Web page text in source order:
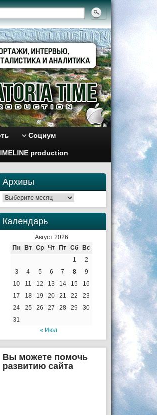
Социум
production
Архивы
Архивы
Календарь
Август 2026
Пн
Вт Ср Чт Пт Сб
Вс
1
2
3
4 5 6 7 8
9
10
11 12 13 14 15
16
17
18 19 20 21 22
23
24
25 26 27 28 29
30
31
« Июл
Вы можете помочь
развитию сайта